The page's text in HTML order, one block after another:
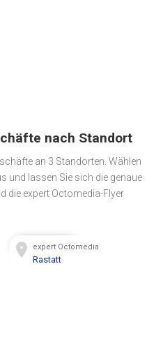
nach Standort
an 3 Standorten. Wählen
und lassen Sie sich die genaue
die expert Octomedia-Flyer
expert Octomedia
Rastatt